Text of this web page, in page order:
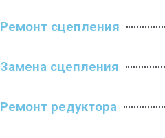
Ремонт сцепления
Замена сцепления
Ремонт редуктора